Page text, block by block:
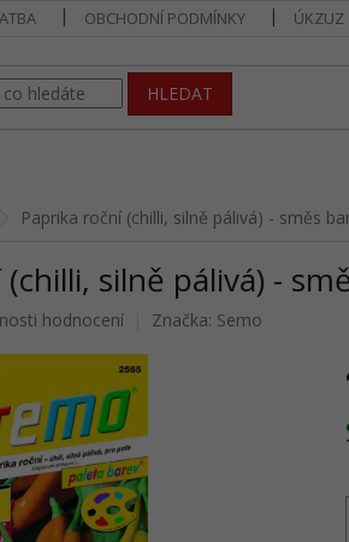
OBCHODNÍ PODMÍNKY ÚKZUZ
HLEDAT
Paprika roční (chilli, silně pálivá) - směs
silně pálivá) -
hodnocení Značka: Semo